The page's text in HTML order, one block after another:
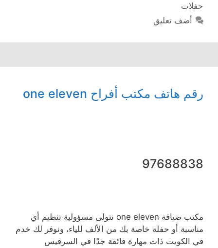
حفلات
أضف تعليق
رقم هاتف مكتب أفراح one eleven
97688838
مكتب ضيافة one eleven نتولى مسؤولية تنظيم أي
مناسبة أو حفلة خاصة بك من الألف للياء، ونوفر لك خدم
في الكويت ذات مهارة فائقة جدًا في السرفيس